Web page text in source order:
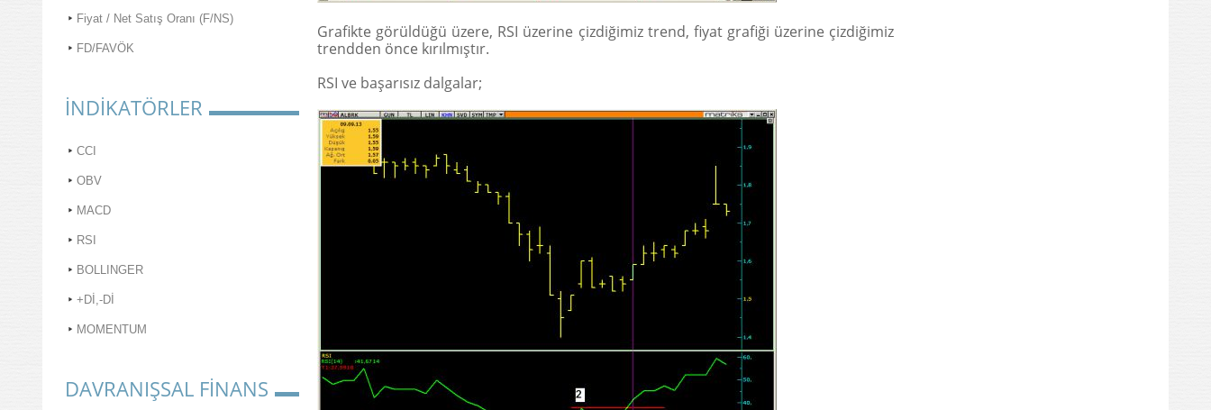
Fiyat / Net Satış Oranı (F/NS)
FD/FAVÖK
İNDİKATÖRLER
CCI
OBV
MACD
RSI
BOLLINGER
+Dİ,-Dİ
MOMENTUM
DAVRANIŞSAL FİNANS
Grafikte görüldüğü üzere, RSI üzerine çizdiğimiz trend, fiyat grafiği üzerine çizdiğimiz
trendden önce kırılmıştır.
RSI ve başarısız dalgalar;